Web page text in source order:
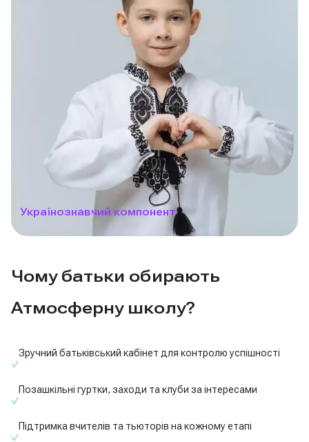
Українознавчий компонент
Чому батьки обирають
Атмосферну школу?
Зручний батьківський кабінет для контролю успішності
Позашкільні гуртки, заходи та клуби за інтересами
Підтримка вчителів та тьюторів на кожному етапі